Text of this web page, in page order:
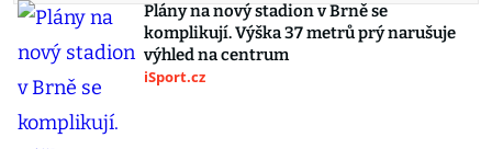
Plány na nový stadion v Brně se
komplikují. Výška 37 metrů prý narušuje
výhled na centrum
iSport.cz